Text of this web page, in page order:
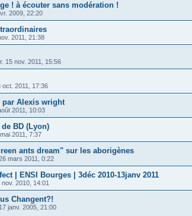
! à écouter sans modération !
2009, 22:20
2011, 21:38
15 nov. 2011, 15:56
oct. 2011, 17:36
par Alexis wright
2011, 10:03
BD (Lyon)
2011, 7:37
ants dream" sur les aborigènes
mars 2011, 0:22
| ENSI Bourges | 3déc 2010-13janv 2011
nov. 2010, 14:01
Changent?!
janv. 2005, 21:00